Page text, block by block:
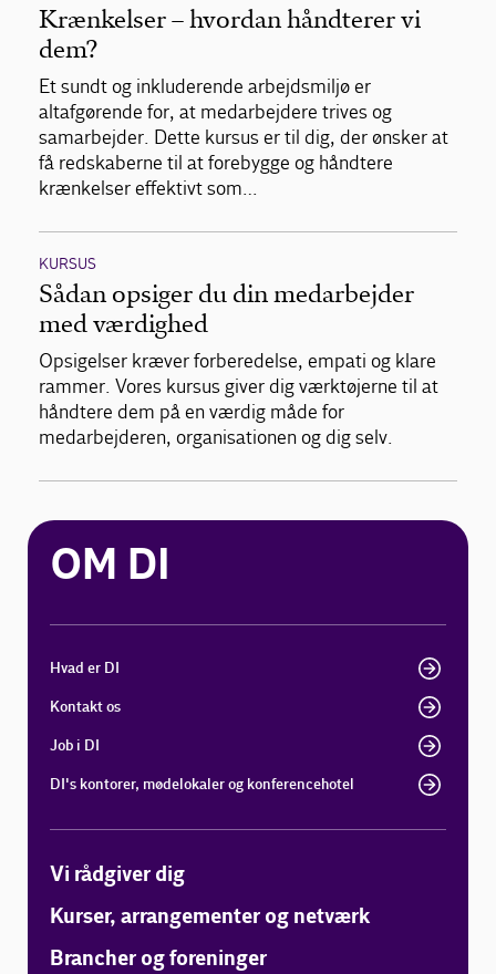
Krænkelser – hvordan håndterer vi
dem?
Et sundt og inkluderende arbejdsmiljø er
altafgørende for, at medarbejdere trives og
samarbejder. Dette kursus er til dig, der ønsker at
få redskaberne til at forebygge og håndtere
krænkelser effektivt som…
KURSUS
Sådan opsiger du din medarbejder
med værdighed
Opsigelser kræver forberedelse, empati og klare
rammer. Vores kursus giver dig værktøjerne til at
håndtere dem på en værdig måde for
medarbejderen, organisationen og dig selv.
OM DI
Hvad er DI
Kontakt os
Job i DI
DI's kontorer, mødelokaler og konferencehotel
Vi rådgiver dig
Kurser, arrangementer og netværk
Brancher og foreninger